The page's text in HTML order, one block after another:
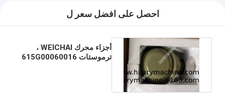
احصل على افضل سعر ل
أجزاء محرك WEICHAI ،
ترموستات 615G00060016